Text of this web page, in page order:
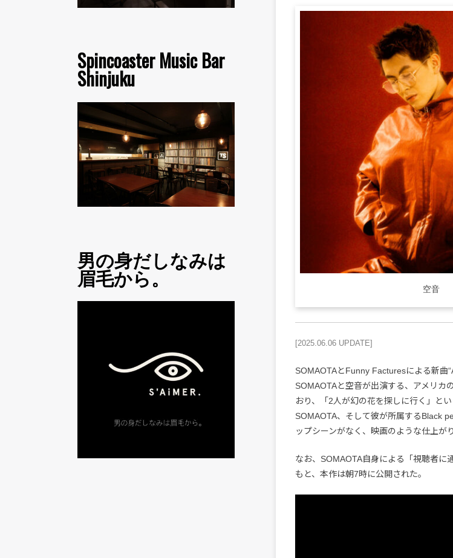
Spincoaster Music Bar
Shinjuku
男の身だしなみは
眉毛から。 空音
[2025.06.06 UPDATE]
SOMAOTAとFunny Facturesによる新曲
SOMAOTAと空音が出演する、アメリカ
おり、「2人が幻の花を探しに行く」と
SOMAOTA、そして彼が所属するBlack
ップシーンがなく、映画のような仕上が
なお、SOMAOTA自身による「視聴者に
もと、本作は朝7時に公開された。